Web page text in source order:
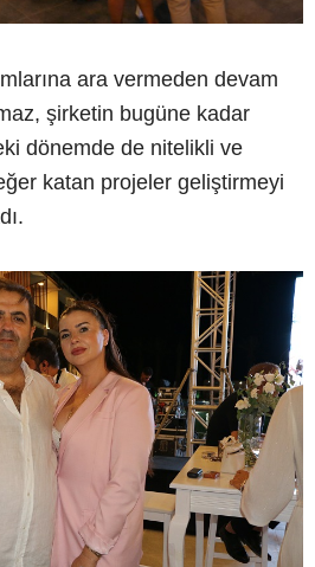
ara vermeden devam
şirketin bugüne kadar
dönemde de nitelikli ve
katan projeler geliştirmeyi